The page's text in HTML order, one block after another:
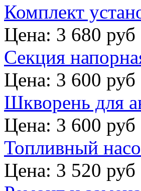
Комплект
Цена: 3 680 руб
Секция
Цена: 3 600 руб
Шкворень для
Цена: 3 600 руб
Топливный
Цена: 3 520 руб